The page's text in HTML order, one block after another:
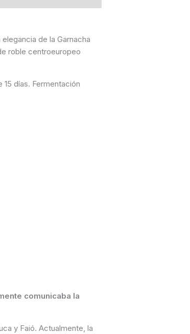
de la Garnacha
roble centroeuropeo
días. Fermentación
comunicaba la
y Faió. Actualmente, la